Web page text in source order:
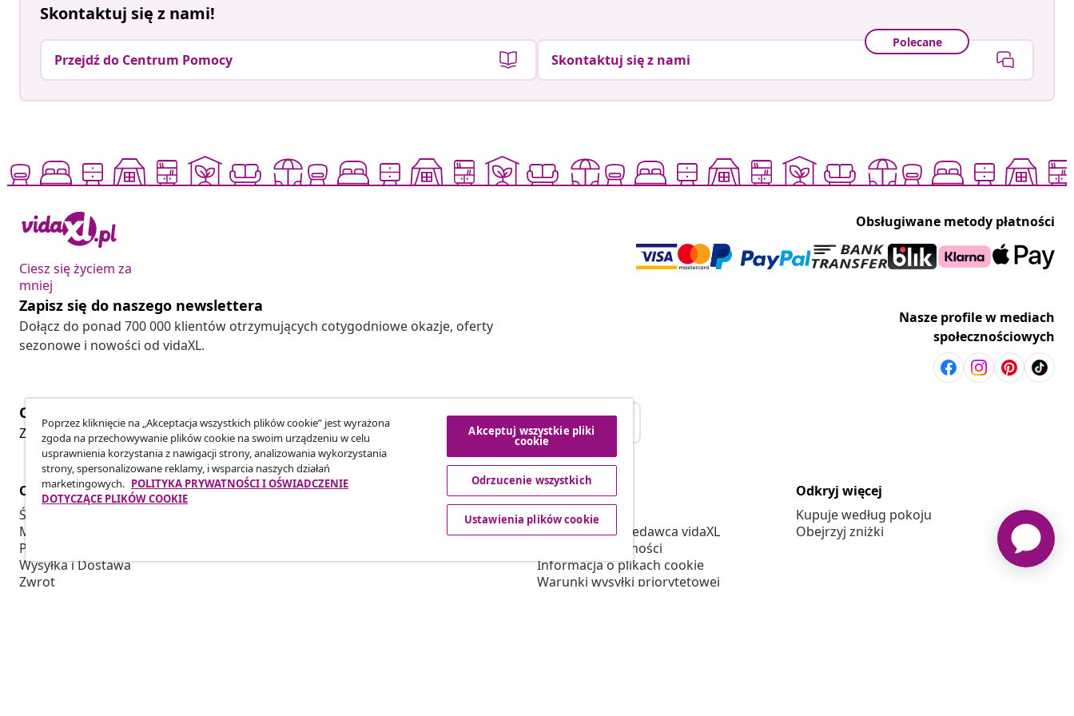
Skontaktuj się z nami!
Przejdź do Centrum Pomocy
Polecane
Skontaktuj się z nami
Ciesz się życiem za
mniej
Obsługiwane metody płatności
Zapisz się do naszego newslettera
Dołącz do ponad 700 000 klientów otrzymujących cotygodniowe okazje, oferty
sezonowe i nowości od vidaXL.
Nasze profile w mediach
społecznościowych
Odstąpienie od umowy
Złóż wniosek o odstąpienie od umowy dotyczącej Twojego zamówienia.
Odstąpienie od umowy
Obsługa Klienta
Śledź swoje zamówienie
Moje konto
Płatność
Wysyłka i Dostawa
Zwrot
Biznes
vidaXL
O nas
Regulamin Sprzedawca vidaXL
Polityka prywatności
Informacja o plikach cookie
Warunki wysyłki priorytetowej
Odkryj więcej
Kupuje według pokoju
Obejrzyj zniżki
Poprzez kliknięcie na „Akceptacja wszystkich plików cookie” jest wyrażona
zgoda na przechowywanie plików cookie na swoim urządzeniu w celu
usprawnienia korzystania z nawigacji strony, analizowania wykorzystania
strony, spersonalizowane reklamy, i wsparcia naszych działań
marketingowych. POLITYKA PRYWATNOŚCI I OŚWIADCZENIE
DOTYCZĄCE PLIKÓW COOKIE
Akceptuj wszystkie pliki
cookie
Odrzucenie wszystkich
Ustawienia plików cookie